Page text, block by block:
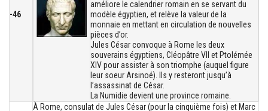
-46
améliore le calendrier romain en se servant du
modèle égyptien, et relève la valeur de la
monnaie en mettant en circulation de nouvelles
pièces d’or.
Jules César convoque à Rome les deux
souverains égyptiens, Cléopâtre VII et Ptolémée
XIV pour assister à son triomphe (auquel figure
leur soeur Arsinoé). Ils y resteront jusqu’à
l’assassinat de César.
La Numidie devient une province romaine.
À Rome, consulat de Jules César (pour la cinquième fois) et Marc